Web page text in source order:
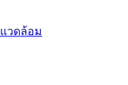
วดล้อม